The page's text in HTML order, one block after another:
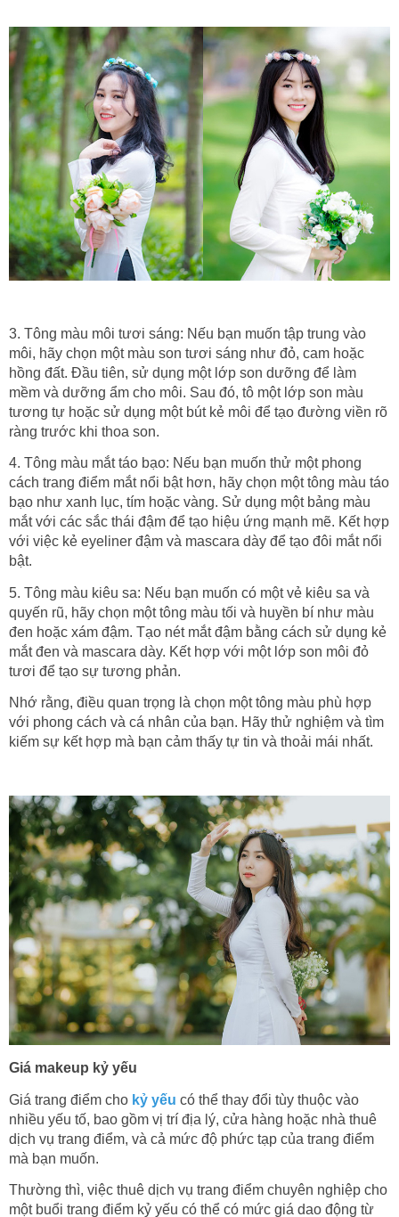
3. Tông màu môi tươi sáng: Nếu bạn muốn tập trung vào
môi, hãy chọn một màu son tươi sáng như đỏ, cam hoặc
hồng đất. Đầu tiên, sử dụng một lớp son dưỡng để làm
mềm và dưỡng ẩm cho môi. Sau đó, tô một lớp son màu
tương tự hoặc sử dụng một bút kẻ môi để tạo đường viền rõ
ràng trước khi thoa son.
4. Tông màu mắt táo bạo: Nếu bạn muốn thử một phong
cách trang điểm mắt nổi bật hơn, hãy chọn một tông màu táo
bạo như xanh lục, tím hoặc vàng. Sử dụng một bảng màu
mắt với các sắc thái đậm để tạo hiệu ứng mạnh mẽ. Kết hợp
với việc kẻ eyeliner đậm và mascara dày để tạo đôi mắt nổi
bật.
5. Tông màu kiêu sa: Nếu bạn muốn có một vẻ kiêu sa và
quyến rũ, hãy chọn một tông màu tối và huyền bí như màu
đen hoặc xám đậm. Tạo nét mắt đậm bằng cách sử dụng kẻ
mắt đen và mascara dày. Kết hợp với một lớp son môi đỏ
tươi để tạo sự tương phản.
Nhớ rằng, điều quan trọng là chọn một tông màu phù hợp
với phong cách và cá nhân của bạn. Hãy thử nghiệm và tìm
kiếm sự kết hợp mà bạn cảm thấy tự tin và thoải mái nhất.
Giá makeup kỷ yếu
Giá trang điểm cho kỷ yếu có thể thay đổi tùy thuộc vào
nhiều yếu tố, bao gồm vị trí địa lý, cửa hàng hoặc nhà thuê
dịch vụ trang điểm, và cả mức độ phức tạp của trang điểm
mà bạn muốn.
Thường thì, việc thuê dịch vụ trang điểm chuyên nghiệp cho
một buổi trang điểm kỷ yếu có thể có mức giá dao động từ